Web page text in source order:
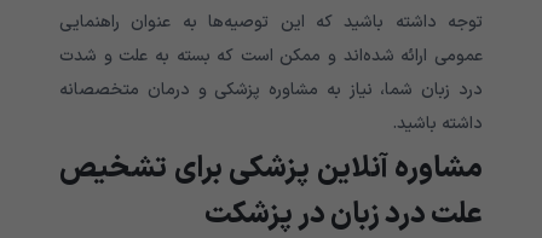
توجه داشته باشید که این توصیه‌ها به عنوان راهنمایی
عمومی ارائه شده‌اند و ممکن است که بسته به علت و شدت
درد زبان شما، نیاز به مشاوره پزشکی و درمان متخصصانه
داشته باشید.
مشاوره آنلاین پزشکی برای تشخیص
علت درد زبان در پزشکت